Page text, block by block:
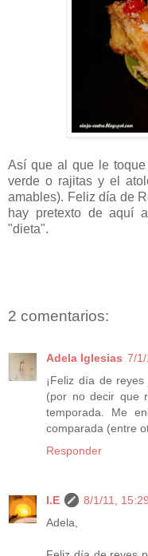
Así que al que le
verde o rajitas y el
amables). Feliz día de
hay pretexto de aquí
"dieta".
2 comentarios:
Adela Iglesias 7/
¡Feliz día de
(por no decir que
temporada. Me
comparada (entre
Responder
I.E
8/1/11, 15:29
Adela,